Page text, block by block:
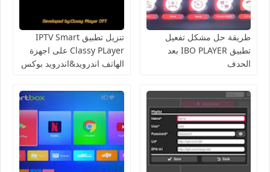
طريقة حل مشكل تفعيل
تطبيق IBO PLAYER بعد
الحدف
تنزيل تطبيق IPTV Smart
Classy PLayer على اجهزة
الهاتف اندرويد&اندرويد بوكس